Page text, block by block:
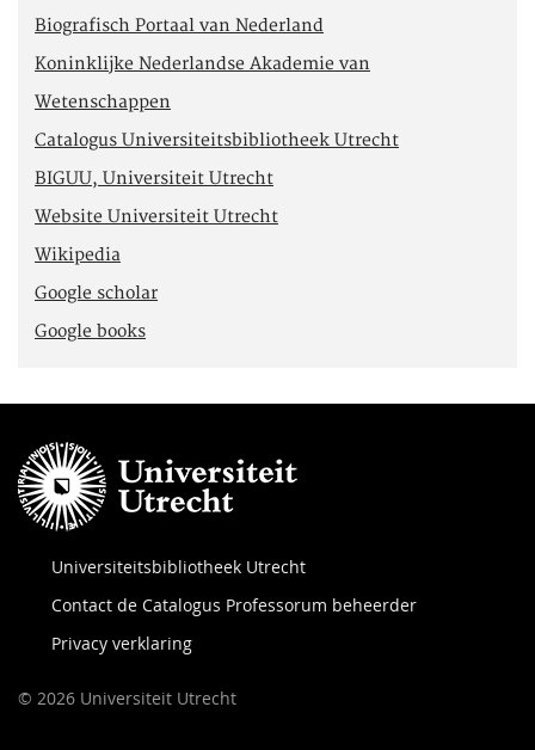
Biografisch Portaal van Nederland
Koninklijke Nederlandse Akademie van
Wetenschappen
Catalogus Universiteitsbibliotheek Utrecht
BIGUU, Universiteit Utrecht
Website Universiteit Utrecht
Wikipedia
Google scholar
Google books
Universiteitsbibliotheek Utrecht
Contact de Catalogus Professorum beheerder
Privacy verklaring
© 2026 Universiteit Utrecht